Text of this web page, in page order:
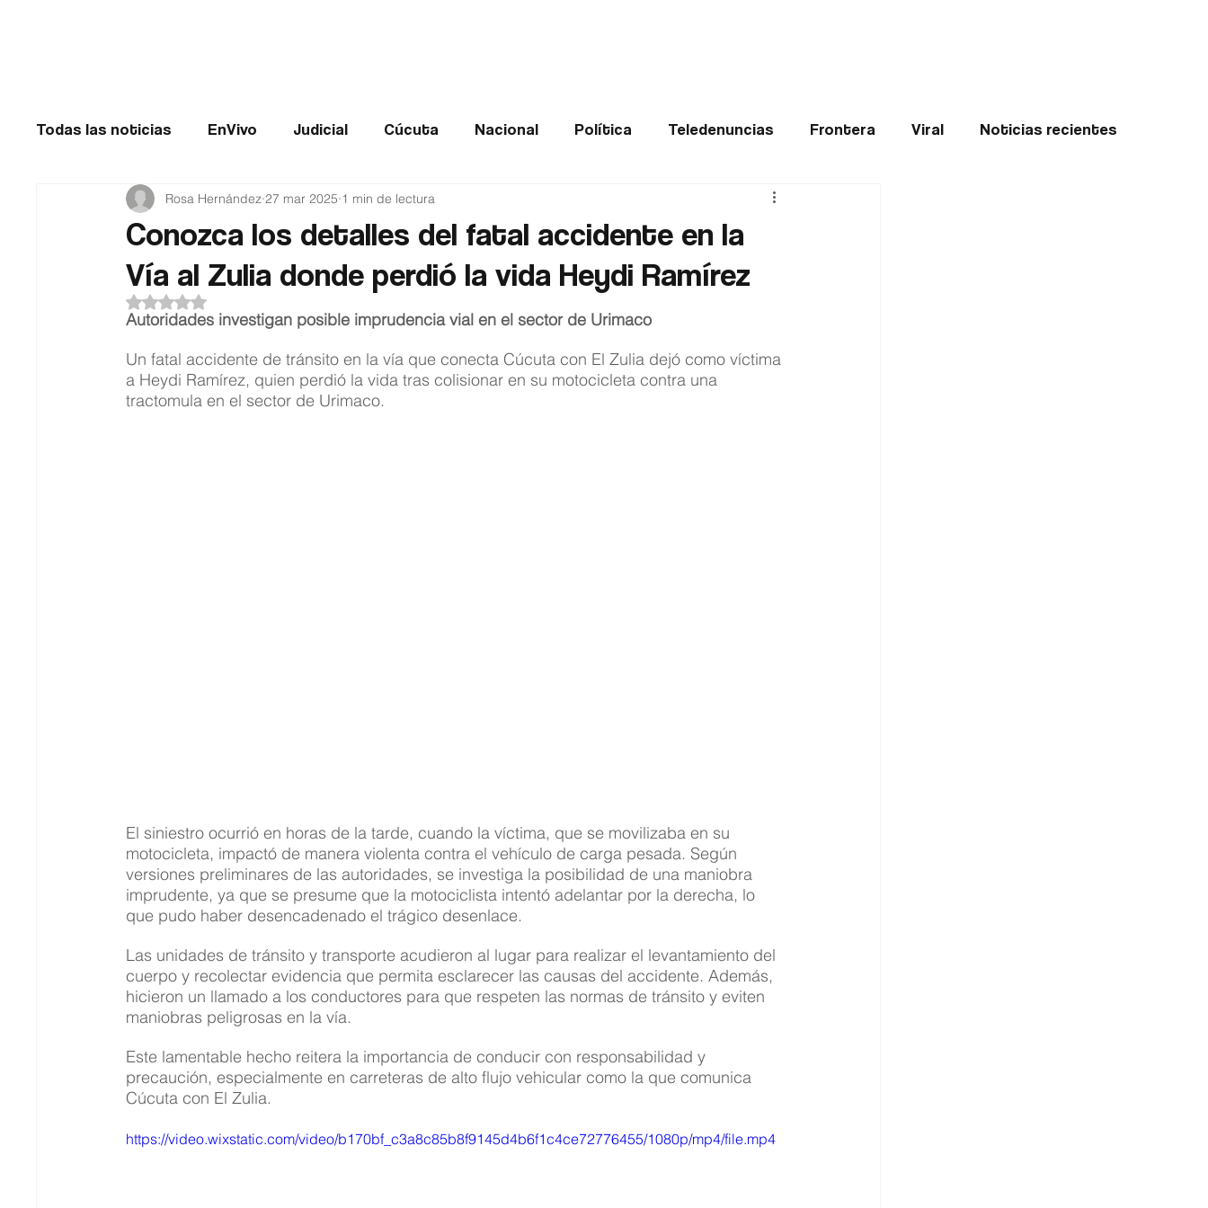
Todas las noticias EnVivo Judicial Cúcuta Nacional Política Teledenuncias Frontera Viral Noticias recientes
Entretenimiento Historias de impacto Deportes Buenas noticias
Catatumbo TRANSMILENIO Salud Norte de Santander
Conozca los detalles del fatal accidente en la
Vía al Zulia donde perdió la vida Heydi Ramírez
Rosa Hernández 27 mar 2025 1 min de lectura
Obtuvo NaN de 5 estrellas.
Autoridades investigan posible imprudencia vial en el sector de Urimaco
Un fatal accidente de tránsito en la vía que conecta Cúcuta con El Zulia dejó como víctima
a Heydi Ramírez, quien perdió la vida tras colisionar en su motocicleta contra una
tractomula en el sector de Urimaco.
El siniestro ocurrió en horas de la tarde, cuando la víctima, que se movilizaba en su
motocicleta, impactó de manera violenta contra el vehículo de carga pesada. Según
versiones preliminares de las autoridades, se investiga la posibilidad de una maniobra
imprudente, ya que se presume que la motociclista intentó adelantar por la derecha, lo
que pudo haber desencadenado el trágico desenlace.
Las unidades de tránsito y transporte acudieron al lugar para realizar el levantamiento del
cuerpo y recolectar evidencia que permita esclarecer las causas del accidente. Además,
hicieron un llamado a los conductores para que respeten las normas de tránsito y eviten
maniobras peligrosas en la vía.
Este lamentable hecho reitera la importancia de conducir con responsabilidad y
precaución, especialmente en carreteras de alto flujo vehicular como la que comunica
Cúcuta con El Zulia.
https://video.wixstatic.com/video/b170bf_c3a8c85b8f9145d4b6f1c4ce72776455/1080p/mp4/file.mp4